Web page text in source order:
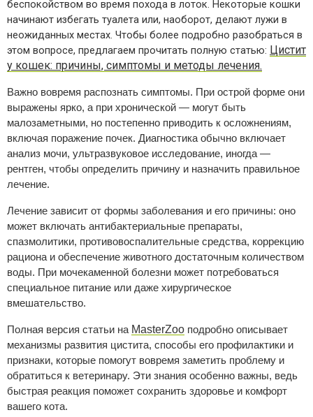
беспокойством во время похода в лоток. Некоторые кошки
начинают избегать туалета или, наоборот, делают лужи в
неожиданных местах. Чтобы более подробно разобраться в
этом вопросе, предлагаем прочитать полную статью: Цистит
у кошек: причины, симптомы и методы лечения.
Важно вовремя распознать симптомы. При острой форме они
выражены ярко, а при хронической — могут быть
малозаметными, но постепенно приводить к осложнениям,
включая поражение почек. Диагностика обычно включает
анализ мочи, ультразвуковое исследование, иногда —
рентген, чтобы определить причину и назначить правильное
лечение.
Лечение зависит от формы заболевания и его причины: оно
может включать антибактериальные препараты,
спазмолитики, противовоспалительные средства, коррекцию
рациона и обеспечение животного достаточным количеством
воды. При мочекаменной болезни может потребоваться
специальное питание или даже хирургическое
вмешательство.
Полная версия статьи на MasterZoo подробно описывает
механизмы развития цистита, способы его профилактики и
признаки, которые помогут вовремя заметить проблему и
обратиться к ветеринару. Эти знания особенно важны, ведь
быстрая реакция поможет сохранить здоровье и комфорт
вашего кота.